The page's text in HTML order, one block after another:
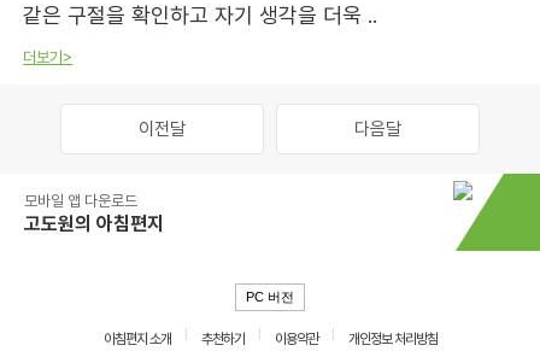
같은 구절을 확인하고 자기 생각을 더욱 ..
더보기>
이전달 다음달
모바일 앱 다운로드
고도원의 아침편지
PC 버전
아침편지 소개 추천하기 이용약관 개인정보 처리방침